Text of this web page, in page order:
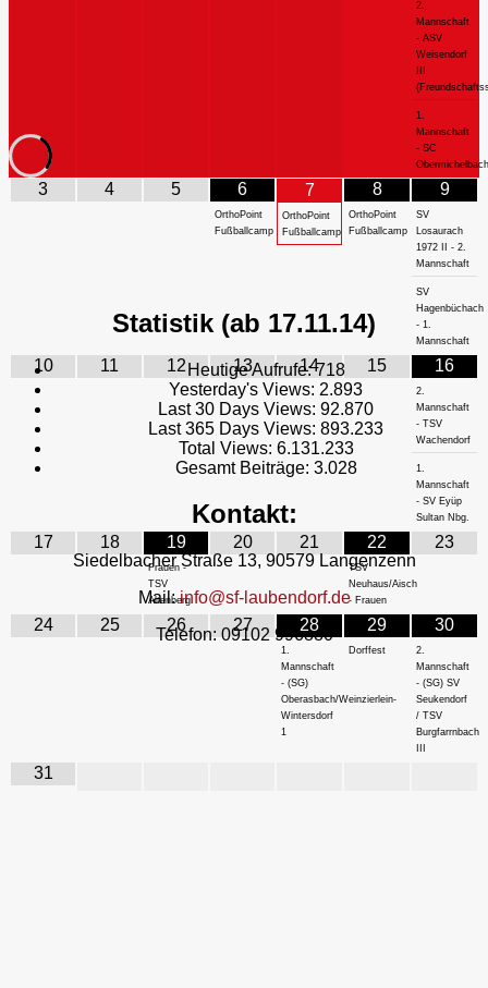
2.
Mannschaft
- ASV
Weisendorf
1.
Mannschaft
- SC
Obermichelbach
3 4 5 6
OrthoPoint
Fußballcamp
7
OrthoPoint
Fußballcamp
8
OrthoPoint
Fußballcamp
9
SV
Losaurach
1972 II - 2.
Mannschaft
SV
Hagenbüchach
- 1.
Mannschaft
10 11 12 13 14 15 16
2.
Mannschaft
- TSV
Wachendorf
1.
Mannschaft
- SV Eyüp
Sultan Nbg.
17 18 19
Frauen -
TSV
Altenberg
20 21 22
TSV
Neuhaus/Aisch
- Frauen
23
24 25 26 27 28
1.
Mannschaft
- (SG)
Oberasbach/Weinzierlein-
Wintersdorf
1
29
Dorffest
30
2.
Mannschaft
- (SG) SV
Seukendorf
/ TSV
Burgfarrnbach
31
Statistik (ab 17.11.14)
Heutige Aufrufe:718
Yesterday's Views: 2.893
Last 30 Days Views: 92.870
Last 365 Days Views: 893.233
Total Views: 6.131.233
Gesamt Beiträge: 3.028
Kontakt:
Siedelbacher Straße 13, 90579 Langenzenn
Mail:info@sf-laubendorf.de
Telefon: 09102 996880